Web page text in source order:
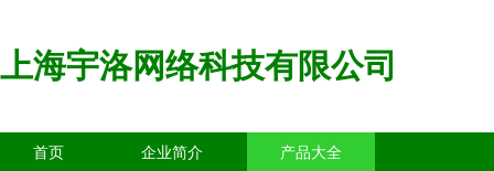
上海宇洛网络科技有限公司
首页 企业简介 产品大全